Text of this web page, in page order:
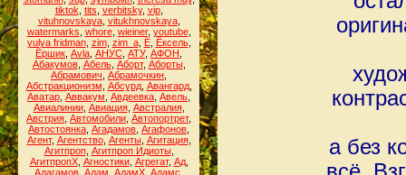
tiktok tits verbitsky, vip,
vituhnovskaya, vitukhnovskaya,
watermarks whore, wieiner, youtube,
yulya fridman, zim, zim_a, Ё, Ёксель,
Ёршик Аvla АНУС АТУ, АФОН
Абакумов, Абель, Аборт, Аборты,
Абрамович Абрамочкин
Абстракционизм Абсурд, Авангард,
Аватар Аввакум Авдеевка Авель
Авиалинии, Авиация, Австралия,
Австрия Автомобили Автопортрет,
Автостоянка Агадамов Агафонов
Агент, Агентство, Агенты, Агитация,
Агитпроп, Агитпроп Идиоты,
АгитпропХ, Агностики, Агрегат, Ад,
Адагамов Адам АдамХ Адамс
а без